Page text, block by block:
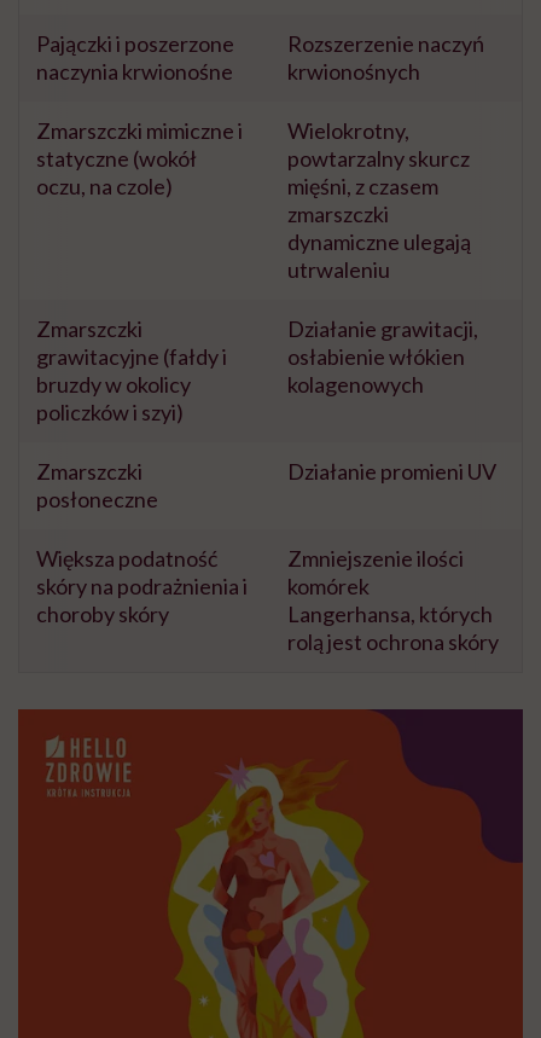
Pajączki i poszerzone
naczynia krwionośne
Rozszerzenie naczyń
krwionośnych
Zmarszczki mimiczne i
statyczne (wokół
oczu, na czole)
Wielokrotny,
powtarzalny skurcz
mięśni, z czasem
zmarszczki
dynamiczne ulegają
utrwaleniu
Zmarszczki
grawitacyjne (fałdy i
bruzdy w okolicy
policzków i szyi)
Działanie grawitacji,
osłabienie włókien
kolagenowych
Zmarszczki
posłoneczne
Działanie promieni UV
Większa podatność
skóry na podrażnienia i
choroby skóry
Zmniejszenie ilości
komórek
Langerhansa, których
rolą jest ochrona skóry